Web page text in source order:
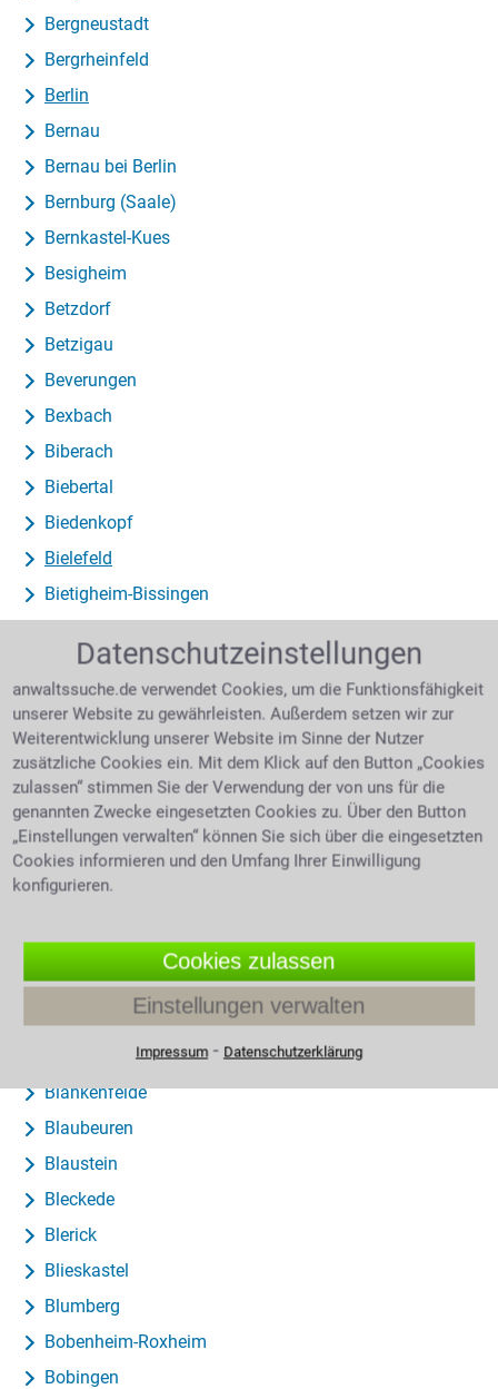
Bergneustadt
Bergrheinfeld
Berlin
Bernau
Bernau bei Berlin
Bernburg (Saale)
Bernkastel-Kues
Besigheim
Betzdorf
Betzigau
Beverungen
Bexbach
Biberach
Biebertal
Biedenkopf
Bielefeld
Bietigheim-Bissingen
Bindlach
Bingen
Birkenau
Birkenwerder
Bischberg
Bischofsheim
Bischofswerda
Bissendorf
Bitburg
Bitterfeld-Wolfen
Blankenburg
Blankenfelde
Blaubeuren
Blaustein
Bleckede
Blerick
Blieskastel
Blumberg
Bobenheim-Roxheim
Bobingen
Datenschutzeinstellungen
anwaltssuche.de verwendet Cookies, um die Funktionsfähigkeit
unserer Website zu gewährleisten. Außerdem setzen wir zur
Weiterentwicklung unserer Website im Sinne der Nutzer
zusätzliche Cookies ein. Mit dem Klick auf den Button „Cookies
zulassen“ stimmen Sie der Verwendung der von uns für die
genannten Zwecke eingesetzten Cookies zu. Über den Button
„Einstellungen verwalten“ können Sie sich über die eingesetzten
Cookies informieren und den Umfang Ihrer Einwilligung
konfigurieren.
Cookies zulassen
Einstellungen verwalten
Impressum⁃ Datenschutzerklärung